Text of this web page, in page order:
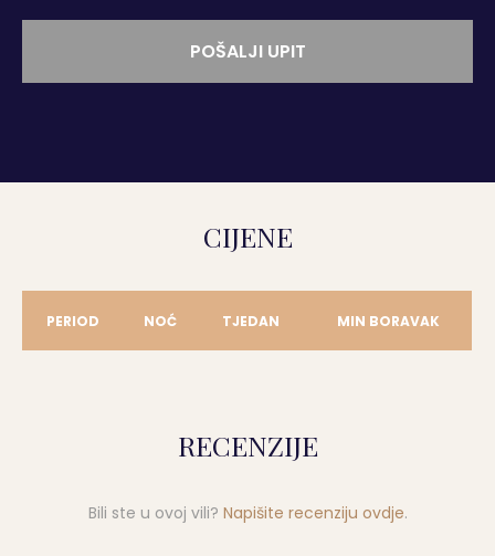
POŠALJI UPIT
CIJENE
PERIOD NOĆ TJEDAN MIN BORAVAK
RECENZIJE
Bili ste u ovoj vili? Napišite recenziju ovdje.